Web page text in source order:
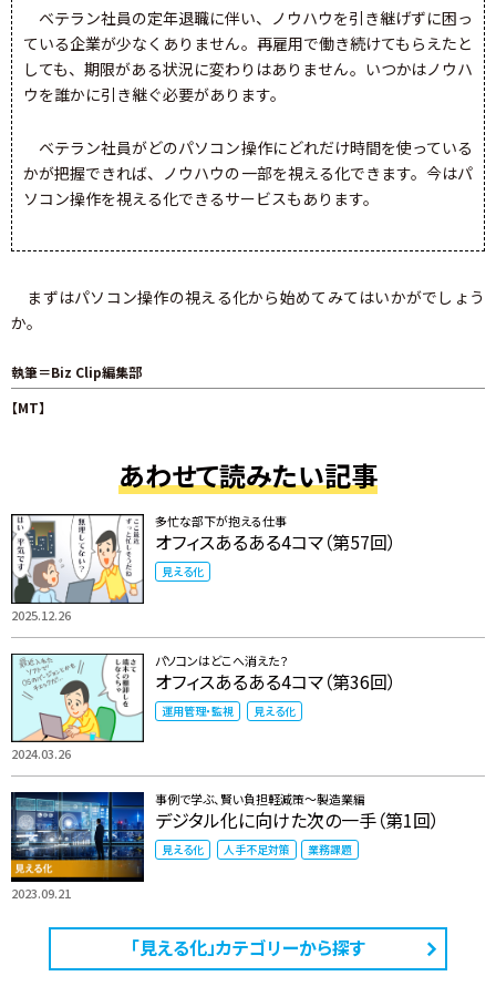
ベテラン社員の定年退職に伴い、ノウハウを引き継げずに困っ
ている企業が少なくありません。再雇用で働き続けてもらえたと
しても、期限がある状況に変わりはありません。いつかはノウハ
ウを誰かに引き継ぐ必要があります。
ベテラン社員がどのパソコン操作にどれだけ時間を使っている
かが把握できれば、ノウハウの一部を視える化できます。今はパ
ソコン操作を視える化できるサービスもあります。
まずはパソコン操作の視える化から始めてみてはいかがでしょう
か。
執筆＝Biz Clip編集部
【MT】
あわせて読みたい記事
2025.12.26
多忙な部下が抱える仕事
オフィスあるある4コマ（第57回）
見える化
2024.03.26
パソコンはどこへ消えた？
オフィスあるある4コマ（第36回）
運用管理・監視 見える化
2023.09.21
事例で学ぶ、賢い負担軽減策～製造業編
デジタル化に向けた次の一手（第1回）
見える化 人手不足対策 業務課題
「見える化」カテゴリーから探す